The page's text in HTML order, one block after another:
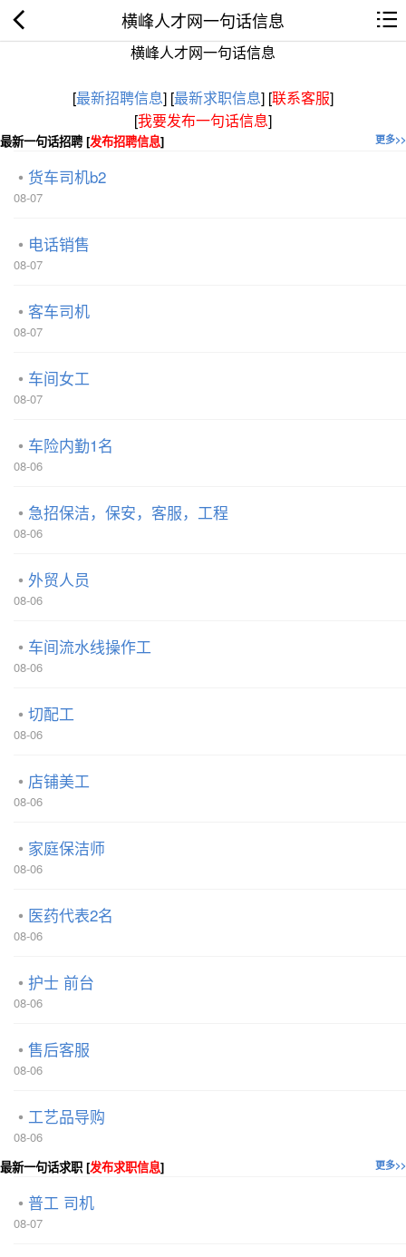
横峰人才网一句话信息
横峰人才网一句话信息
[最新招聘信息] [最新求职信息] [联系客服]
[我要发布一句话信息]
更多>>
最新一句话招聘 [发布招聘信息]
货车司机b2
08-07
电话销售
08-07
客车司机
08-07
车间女工
08-07
车险内勤1名
08-06
急招保洁，保安，客服，工程
08-06
外贸人员
08-06
车间流水线操作工
08-06
切配工
08-06
店铺美工
08-06
家庭保洁师
08-06
医药代表2名
08-06
护士 前台
08-06
售后客服
08-06
工艺品导购
08-06
更多>>
最新一句话求职 [发布求职信息]
普工 司机
08-07